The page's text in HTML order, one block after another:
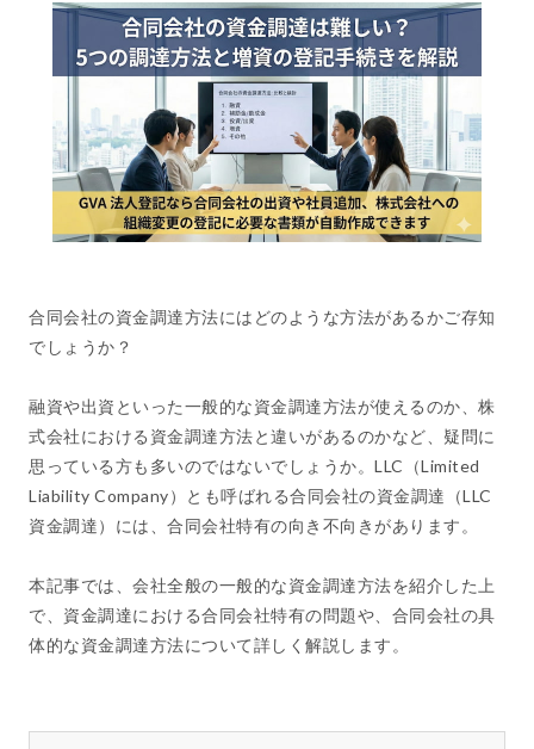
合同会社の資金調達方法にはどのような方法があるかご存知
でしょうか？
融資や出資といった一般的な資金調達方法が使えるのか、株
式会社における資金調達方法と違いがあるのかなど、疑問に
思っている方も多いのではないでしょうか。LLC（Limited
Liability Company）とも呼ばれる合同会社の資金調達（LLC
資金調達）には、合同会社特有の向き不向きがあります。
本記事では、会社全般の一般的な資金調達方法を紹介した上
で、資金調達における合同会社特有の問題や、合同会社の具
体的な資金調達方法について詳しく解説します。